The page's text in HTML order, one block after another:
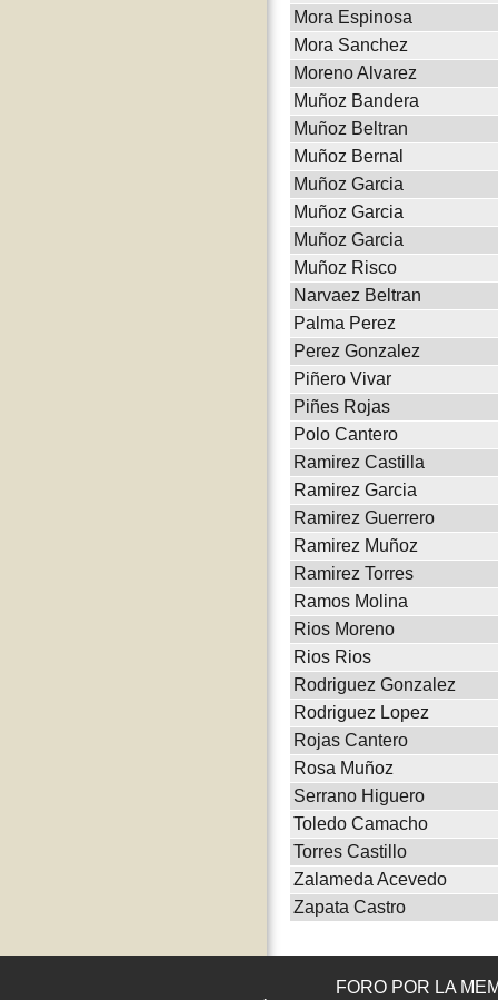
Mora Espinosa
Mora Sanchez
Moreno Alvarez
Muñoz Bandera
Muñoz Beltran
Muñoz Bernal
Muñoz Garcia
Muñoz Garcia
Muñoz Garcia
Muñoz Risco
Narvaez Beltran
Palma Perez
Perez Gonzalez
Piñero Vivar
Piñes Rojas
Polo Cantero
Ramirez Castilla
Ramirez Garcia
Ramirez Guerrero
Ramirez Muñoz
Ramirez Torres
Ramos Molina
Rios Moreno
Rios Rios
Rodriguez Gonzalez
Rodriguez Lopez
Rojas Cantero
Rosa Muñoz
Serrano Higuero
Toledo Camacho
Torres Castillo
Zalameda Acevedo
Zapata Castro
FORO POR LA